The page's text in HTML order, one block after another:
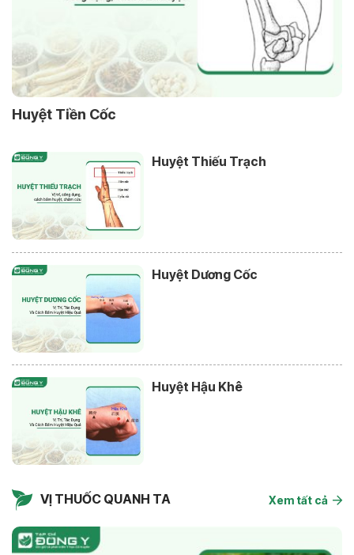
Huyệt Tiền Cốc
Huyệt Thiếu Trạch
Huyệt Dương Cốc
Huyệt Hậu Khê
VỊ THUỐC QUANH TA Xem tất cả